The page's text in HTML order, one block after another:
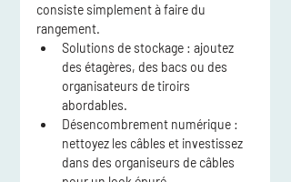
consiste simplement à faire du
rangement.
Solutions de stockage : ajoutez
des étagères, des bacs ou des
organisateurs de tiroirs
abordables.
Désencombrement numérique :
nettoyez les câbles et investissez
dans des organiseurs de câbles